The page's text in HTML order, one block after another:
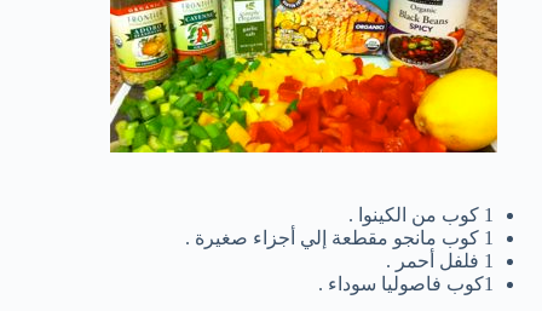
1 كوب من الكينوا .
1 كوب مانجو مقطعة إلي أجزاء صغيرة .
1 فلفل أحمر .
1كوب فاصوليا سوداء .